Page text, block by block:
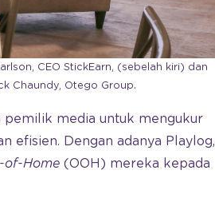
CEO StickEarn, (sebelah kiri) dan
Chaundy, Otego Group.
pemilik media untuk mengukur
efisien. Dengan adanya Playlog,
of-Home (OOH) mereka kepada